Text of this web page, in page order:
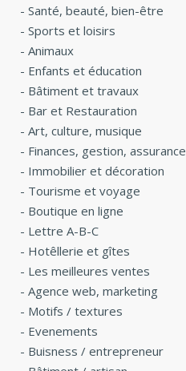
- Santé, beauté, bien-être
- Sports et loisirs
- Animaux
- Enfants et éducation
- Bâtiment et travaux
- Bar et Restauration
- Art, culture, musique
- Finances, gestion, assurance
- Immobilier et décoration
- Tourisme et voyage
- Boutique en ligne
- Lettre A-B-C
- Hotêllerie et gîtes
- Les meilleures ventes
- Agence web, marketing
- Motifs / textures
- Evenements
- Buisness / entrepreneur